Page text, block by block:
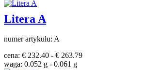
Litera A
numer artykułu: A
cena: € 232.40 - € 263.79
waga: 0.052 g - 0.061 g